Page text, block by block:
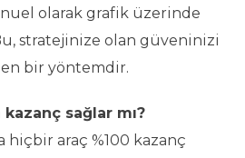
olarak grafik üzerinde
stratejinize olan güveninizi
bir yöntemdir.
sağlar mı?
hiçbir araç %100 kazanç